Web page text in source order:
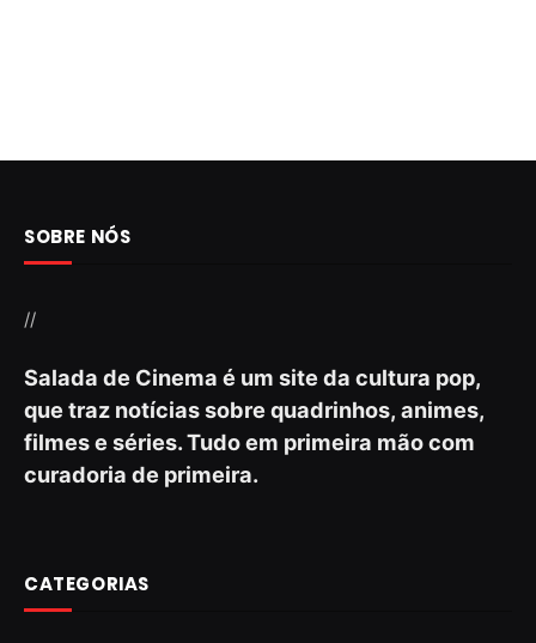
SOBRE NÓS
//
Salada de Cinema é um site da cultura pop,
que traz notícias sobre quadrinhos, animes,
filmes e séries. Tudo em primeira mão com
curadoria de primeira.
CATEGORIAS